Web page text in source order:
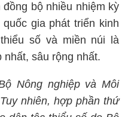
bộ nhiều nhiệm kỳ
gia phát triển kinh
số và miền núi là
sâu rộng nhất.
Nông nghiệp và Môi
nhiên, hợp phần thứ